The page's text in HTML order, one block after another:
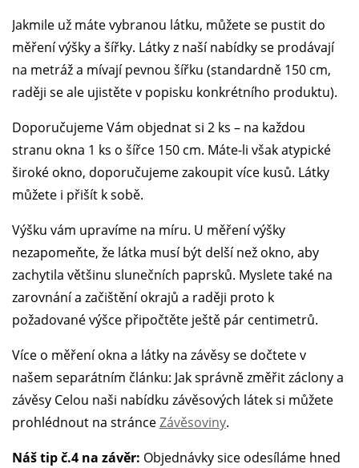
Jakmile už máte vybranou látku, můžete se pustit do
měření výšky a šířky. Látky z naší nabídky se prodávají
na metráž a mívají pevnou šířku (standardně 150 cm,
raději se ale ujistěte v popisku konkrétního produktu).
Doporučujeme Vám objednat si 2 ks – na každou
stranu okna 1 ks o šířce 150 cm. Máte-li však atypické
široké okno, doporučujeme zakoupit více kusů. Látky
můžete i přišít k sobě.
Výšku vám upravíme na míru. U měření výšky
nezapomeňte, že látka musí být delší než okno, aby
zachytila většinu slunečních paprsků. Myslete také na
zarovnání a začištění okrajů a raději proto k
požadované výšce připočtěte ještě pár centimetrů.
Více o měření okna a látky na závěsy se dočtete v
našem separátním článku: Jak správně změřit záclony a
závěsy Celou naši nabídku závěsových látek si můžete
prohlédnout na stránceZávěsoviny.
Náš tip č.4 na závěr: Objednávky sice odesíláme hned